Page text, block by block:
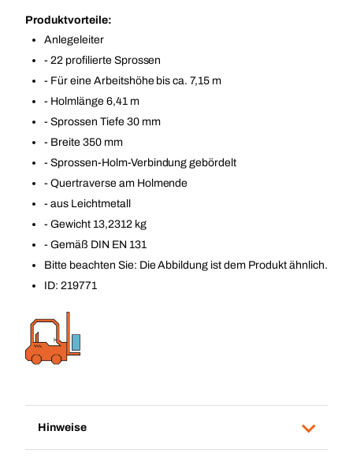
Produktvorteile:
Anlegeleiter
- 22 profilierte Sprossen
- Für eine Arbeitshöhe bis ca. 7,15 m
- Holmlänge 6,41 m
- Sprossen Tiefe 30 mm
- Breite 350 mm
- Sprossen-Holm-Verbindung gebördelt
- Quertraverse am Holmende
- aus Leichtmetall
- Gewicht 13,2312 kg
- Gemäß DIN EN 131
Bitte beachten Sie: Die Abbildung ist dem Produkt ähnlich.
ID: 219771
Hinweise